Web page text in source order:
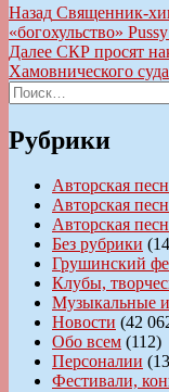
Навигация
по
записям
Назад Предыдущая
запись:
Священник-
«богохульство»
Далее Следующая
запись:
СКР просят
Хамовнического суда
Искать:
Рубрики
Авторская
Авторская
Авторская
Без рубрики
Грушинский
Клубы,
Музыкальные
Новости (42
Обо всем (112)
Персоналии
Фестивали,